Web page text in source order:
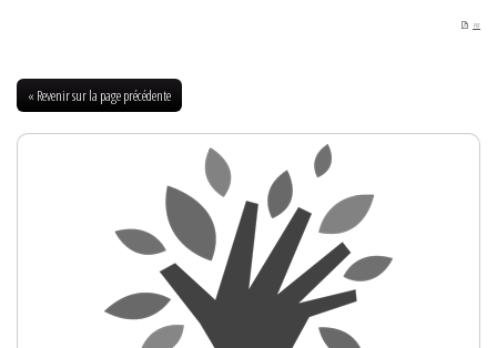
PDF
« Revenir sur la page précédente